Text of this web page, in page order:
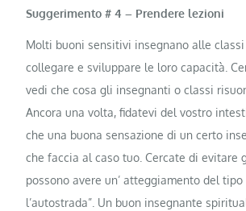
Suggerimento # 4 – Prendere lezioni
Molti buoni sensitivi insegnano alle
collegare e sviluppare le loro capacità.
vedi che cosa gli insegnanti o classi
Ancora una volta, fidatevi del vostro
che una buona sensazione di un certo
che faccia al caso tuo. Cercate di evitare
possono avere un’ atteggiamento del
l’autostrada”. Un buon insegnante